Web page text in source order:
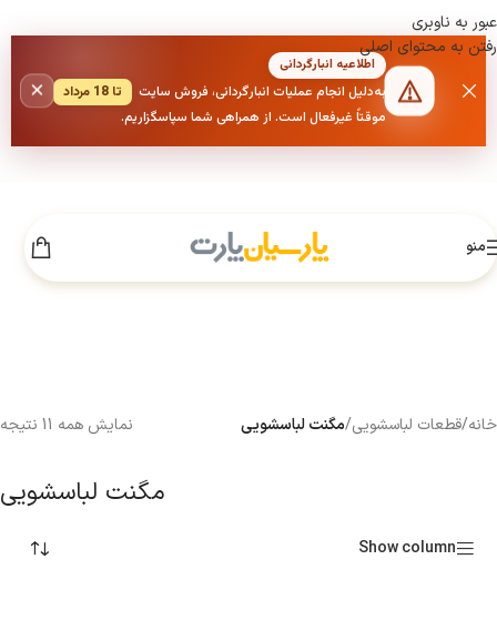
عبور به ناوبری
رفتن به محتوای اصلی
اطلاعیه انبارگردانی
به‌دلیل انجام عملیات انبارگردانی، فروش سایت
تا 18 مرداد
موقتاً غیرفعال است. از همراهی شما سپاسگزاریم.
×
منو
خانه/قطعات لباسشویی/مگنت لباسشویی نمایش همه 11 نتیجه
مگنت لباسشویی
Show column